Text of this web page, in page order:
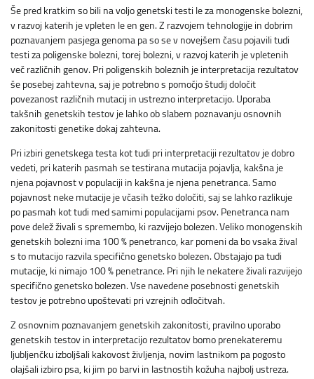
Še pred kratkim so bili na voljo genetski testi le za monogenske bolezni,
v razvoj katerih je vpleten le en gen. Z razvojem tehnologije in dobrim
poznavanjem pasjega genoma pa so se v novejšem času pojavili tudi
testi za poligenske bolezni, torej bolezni, v razvoj katerih je vpletenih
več različnih genov. Pri poligenskih boleznih je interpretacija rezultatov
še posebej zahtevna, saj je potrebno s pomočjo študij določit
povezanost različnih mutacij in ustrezno interpretacijo. Uporaba
takšnih genetskih testov je lahko ob slabem poznavanju osnovnih
zakonitosti genetike dokaj zahtevna.
Pri izbiri genetskega testa kot tudi pri interpretaciji rezultatov je dobro
vedeti, pri katerih pasmah se testirana mutacija pojavlja, kakšna je
njena pojavnost v populaciji in kakšna je njena penetranca. Samo
pojavnost neke mutacije je včasih težko določiti, saj se lahko razlikuje
po pasmah kot tudi med samimi populacijami psov. Penetranca nam
pove delež živali s spremembo, ki razvijejo bolezen. Veliko monogenskih
genetskih bolezni ima 100 % penetranco, kar pomeni da bo vsaka žival
s to mutacijo razvila specifično genetsko bolezen. Obstajajo pa tudi
mutacije, ki nimajo 100 % penetrance. Pri njih le nekatere živali razvijejo
specifično genetsko bolezen. Vse navedene posebnosti genetskih
testov je potrebno upoštevati pri vzrejnih odločitvah.
Z osnovnim poznavanjem genetskih zakonitosti, pravilno uporabo
genetskih testov in interpretacijo rezultatov bomo prenekateremu
ljubljenčku izboljšali kakovost življenja, novim lastnikom pa pogosto
olajšali izbiro psa, ki jim po barvi in lastnostih kožuha najbolj ustreza.